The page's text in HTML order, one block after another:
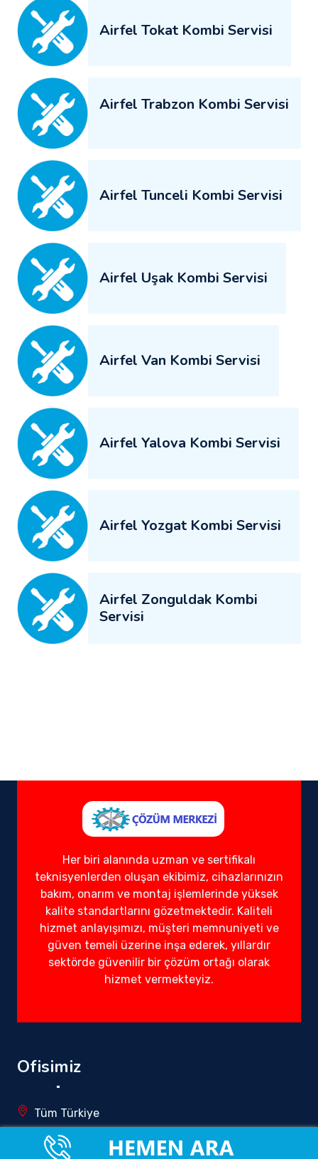
Airfel Tokat Kombi Servisi
Airfel Trabzon Kombi Servisi
Airfel Tunceli Kombi Servisi
Airfel Uşak Kombi Servisi
Airfel Van Kombi Servisi
Airfel Yalova Kombi Servisi
Airfel Yozgat Kombi Servisi
Airfel Zonguldak Kombi
Servisi
Her biri alanında uzman ve sertifikalı
teknisyenlerden oluşan ekibimiz, cihazlarınızın
bakım, onarım ve montaj işlemlerinde yüksek
kalite standartlarını gözetmektedir. Kaliteli
hizmet anlayışımızı, müşteri memnuniyeti ve
güven temeli üzerine inşa ederek, yıllardır
sektörde güvenilir bir çözüm ortağı olarak
hizmet vermekteyiz.
Ofisimiz
Tüm Türkiye
info@yetkilirandevuservisi.com.tr